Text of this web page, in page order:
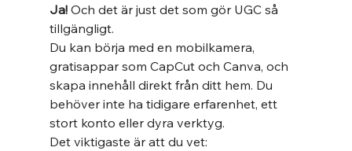
Ja! Och det är just det som gör UGC så
tillgängligt.
Du kan börja med en mobilkamera,
gratisappar som CapCut och Canva, och
skapa innehåll direkt från ditt hem. Du
behöver inte ha tidigare erfarenhet, ett
stort konto eller dyra verktyg.
Det viktigaste är att du vet: